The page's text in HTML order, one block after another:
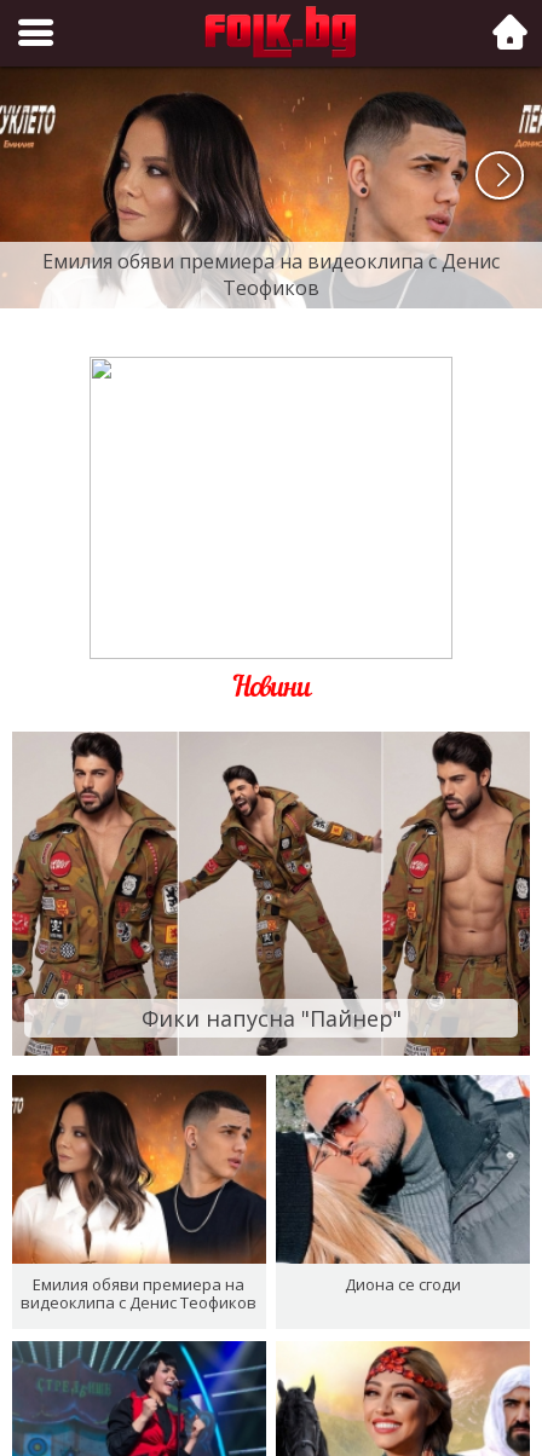
Folk.bg
Емилия обяви премиера на видеоклипа с Денис
Теофиков
Новини
Фики напусна "Пайнер"
Емилия обяви премиера на
видеоклипа с Денис Теофиков
Диона се сгоди